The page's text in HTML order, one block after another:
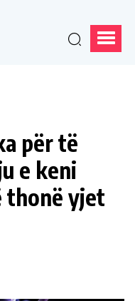
për të
e keni
thonë yjet